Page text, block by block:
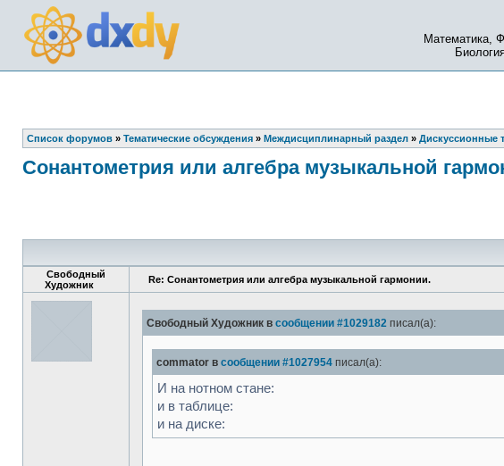
Математика,
Список форумов » Тематические обсуждения » Междисциплинарный раздел » Дискуссионные
Сонантометрия или алгебра музыкальной
Свободный
Художник
Re: Сонантометрия или алгебра музыкальной гармонии.
Свободный Художник в сообщении #1029182 писал(а):
commator в сообщении #1027954 писал(а):
И на нотном стане:
и в таблице:
и на диске: